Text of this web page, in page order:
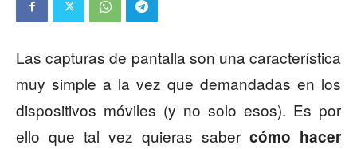
Las capturas de pantalla son una característica
muy simple a la vez que demandadas en los
dispositivos móviles (y no solo esos). Es por
ello que tal vez quieras saber cómo hacer